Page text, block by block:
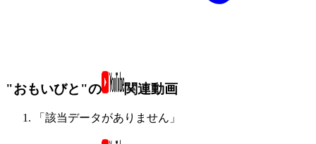
"おもいびと"の 関連動画
「該当データがありません」